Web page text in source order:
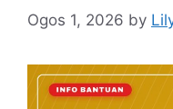
Ogos 1, 2026 by